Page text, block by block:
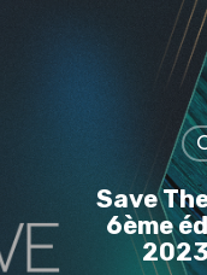
Save
6ème